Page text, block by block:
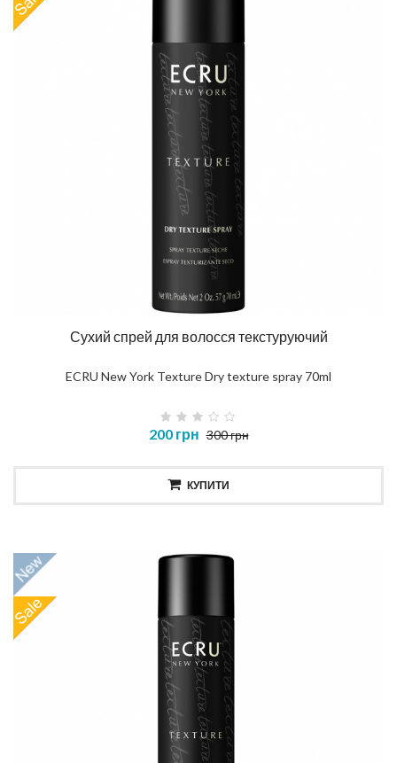
Сухий спрей для волосся текстуруючий
ECRU New York Texture Dry texture spray 70ml
200 грн 300 грн
КУПИТИ